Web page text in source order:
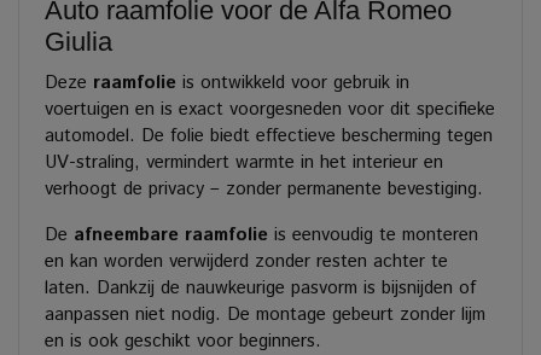
Auto raamfolie voor de Alfa Romeo
Giulia
Deze raamfolie is ontwikkeld voor gebruik in
voertuigen en is exact voorgesneden voor dit specifieke
automodel. De folie biedt effectieve bescherming tegen
UV-straling, vermindert warmte in het interieur en
verhoogt de privacy – zonder permanente bevestiging.
De afneembare raamfolie is eenvoudig te monteren
en kan worden verwijderd zonder resten achter te
laten. Dankzij de nauwkeurige pasvorm is bijsnijden of
aanpassen niet nodig. De montage gebeurt zonder lijm
en is ook geschikt voor beginners.